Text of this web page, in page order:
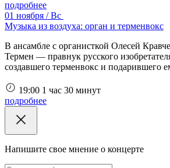
подробнее
01 ноября / Вс
Музыка из воздуха: орган и терменвокс
В ансамбле с органисткой Олесей
Термен — правнук русского
создавшего терменвокс и подарившего
19:00 1 час 30 минут
подробнее
Напишите свое мнение о концерте